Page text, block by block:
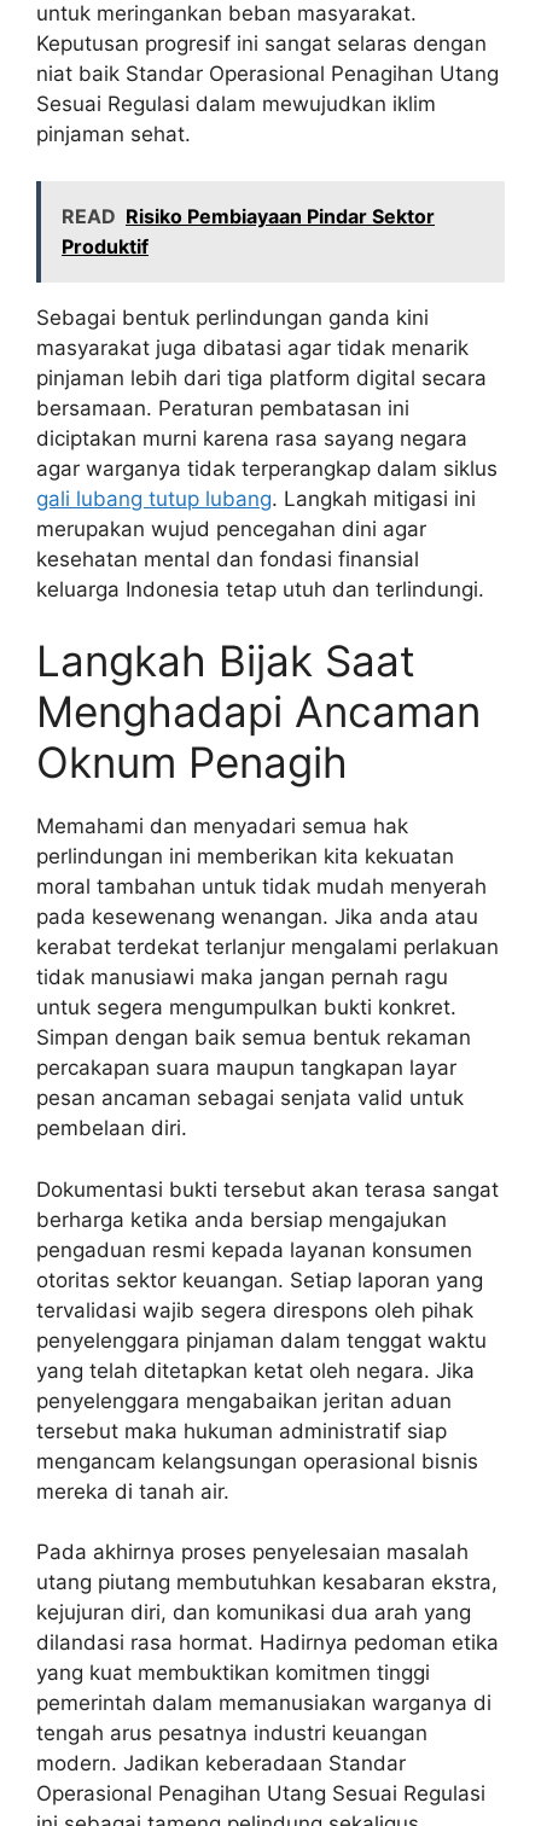
untuk meringankan beban masyarakat.
Keputusan progresif ini sangat selaras dengan
niat baik Standar Operasional Penagihan Utang
Sesuai Regulasi dalam mewujudkan iklim
pinjaman sehat.
READ Risiko Pembiayaan Pindar Sektor
Produktif
Sebagai bentuk perlindungan ganda kini
masyarakat juga dibatasi agar tidak menarik
pinjaman lebih dari tiga platform digital secara
bersamaan. Peraturan pembatasan ini
diciptakan murni karena rasa sayang negara
agar warganya tidak terperangkap dalam siklus
gali lubang tutup lubang. Langkah mitigasi ini
merupakan wujud pencegahan dini agar
kesehatan mental dan fondasi finansial
keluarga Indonesia tetap utuh dan terlindungi.
Langkah Bijak Saat
Menghadapi Ancaman
Oknum Penagih
Memahami dan menyadari semua hak
perlindungan ini memberikan kita kekuatan
moral tambahan untuk tidak mudah menyerah
pada kesewenang wenangan. Jika anda atau
kerabat terdekat terlanjur mengalami perlakuan
tidak manusiawi maka jangan pernah ragu
untuk segera mengumpulkan bukti konkret.
Simpan dengan baik semua bentuk rekaman
percakapan suara maupun tangkapan layar
pesan ancaman sebagai senjata valid untuk
pembelaan diri.
Dokumentasi bukti tersebut akan terasa sangat
berharga ketika anda bersiap mengajukan
pengaduan resmi kepada layanan konsumen
otoritas sektor keuangan. Setiap laporan yang
tervalidasi wajib segera direspons oleh pihak
penyelenggara pinjaman dalam tenggat waktu
yang telah ditetapkan ketat oleh negara. Jika
penyelenggara mengabaikan jeritan aduan
tersebut maka hukuman administratif siap
mengancam kelangsungan operasional bisnis
mereka di tanah air.
Pada akhirnya proses penyelesaian masalah
utang piutang membutuhkan kesabaran ekstra,
kejujuran diri, dan komunikasi dua arah yang
dilandasi rasa hormat. Hadirnya pedoman etika
yang kuat membuktikan komitmen tinggi
pemerintah dalam memanusiakan warganya di
tengah arus pesatnya industri keuangan
modern. Jadikan keberadaan Standar
Operasional Penagihan Utang Sesuai Regulasi